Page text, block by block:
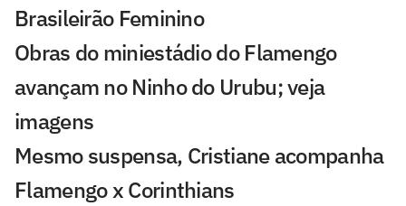
Brasileirão Feminino
Obras do miniestádio do Flamengo
avançam no Ninho do Urubu; veja
imagens
Mesmo suspensa, Cristiane acompanha
Flamengo x Corinthians